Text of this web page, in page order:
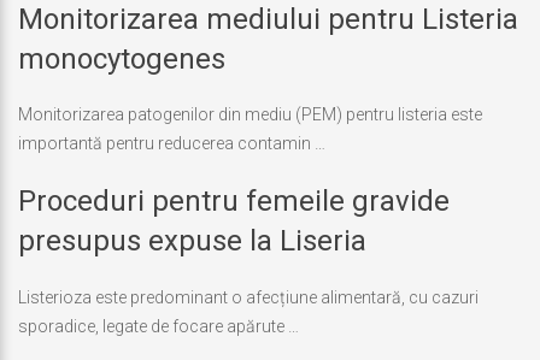
Ultima
iunie
2018
Monitorizarea mediului pentru Listeria
monocytogenes
Monitorizarea patogenilor din mediu (PEM) pentru listeria este
importantă pentru reducerea contamin …
Ultima
25,
2018
Proceduri pentru femeile gravide
presupus expuse la Liseria
Listerioza este predominant o afecțiune alimentară, cu cazuri
sporadice, legate de focare apărute …